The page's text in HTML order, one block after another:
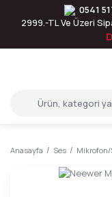
0541
2999.-TL Ve Üzeri
Anasayfa Ses Mikrofon/